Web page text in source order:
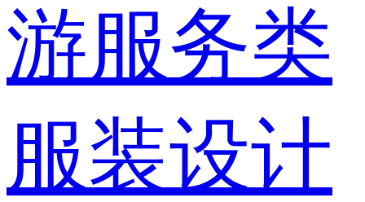
游服务类
服装设计